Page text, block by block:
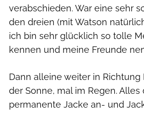
verabschieden. War eine sehr
den dreien (mit Watson
ich bin sehr glücklich so tolle
kennen und meine Freunde
Dann alleine weiter in Richtung
der Sonne, mal im Regen. Alles
permanente Jacke an- und